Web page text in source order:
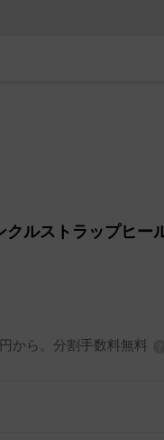
クルストラップヒー
から。分割手数料無料